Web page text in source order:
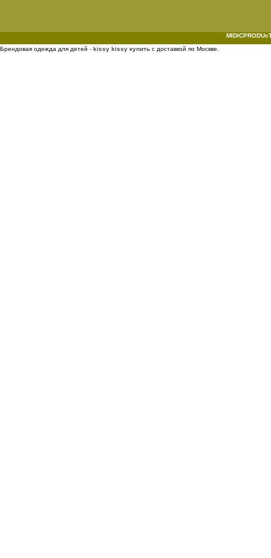
Брендовая одежда для детей - kissy kissy купить с доставкой по Москве.